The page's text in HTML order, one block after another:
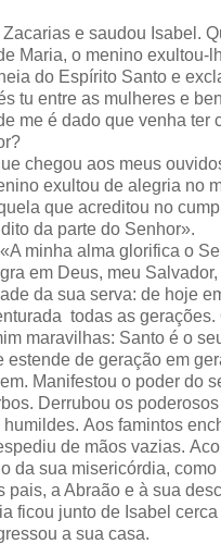
e saudou Isabel.
Maria, o menino exultou-
do Espírito Santo e
tu entre as mulheres e
me é dado que venha ter
chegou aos meus
exultou de alegria no
que acreditou no
da parte do Senhor».
«A minha alma glorifica o
em Deus, meu Salvador,
da sua serva: de hoje
todas as gerações.
maravilhas: Santo é o
estende de geração em
Manifestou o poder do
Derrubou os
Aos famintos
de mãos vazias.
da sua misericórdia, como
pais, a Abraão e à sua
ficou junto de Isabel
a sua casa.